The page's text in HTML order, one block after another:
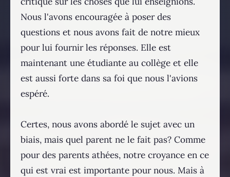
Nous l'avons encouragée à poser des
questions et nous avons fait de notre mieux
pour lui fournir les réponses. Elle est
maintenant une étudiante au collège et elle
est aussi forte dans sa foi que nous l'avions
espéré.
Certes, nous avons abordé le sujet avec un
biais, mais quel parent ne le fait pas? Comme
pour des parents athées, notre croyance en ce
qui est vrai est importante pour nous. Mais à